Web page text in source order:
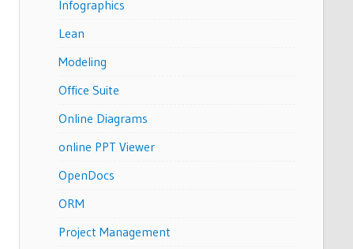
Infographics
Lean
Modeling
Office Suite
Online Diagrams
online PPT Viewer
OpenDocs
ORM
Project Management